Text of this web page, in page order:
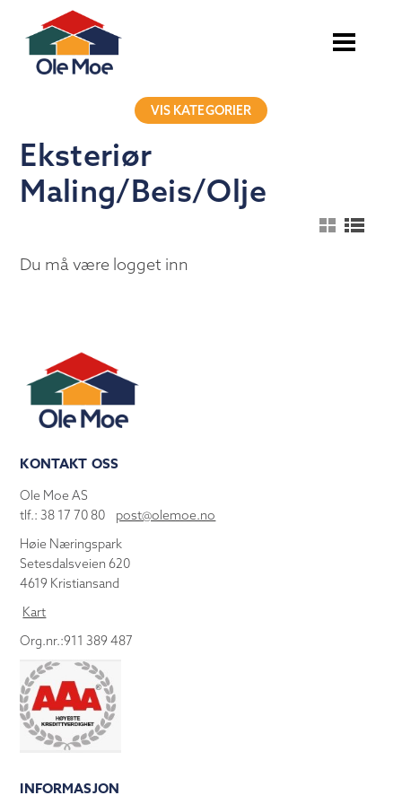
VIS KATEGORIER
Eksteriør
Maling/Beis/Olje
Du må være logget inn
KONTAKT OSS
Ole Moe AS
tlf.: 38 17 70 80 post@olemoe.no
Høie Næringspark
Setesdalsveien 620
4619 Kristiansand
Kart
Org.nr.:911 389 487
INFORMASJON